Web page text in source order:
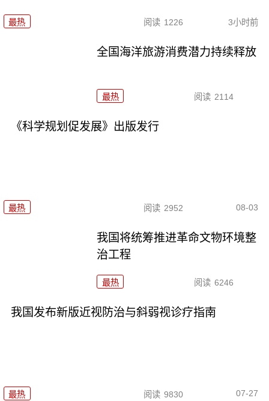
最热 阅读 1226 3小时前
全国海洋旅游消费潜力持续释放
最热 阅读 2114
《科学规划促发展》出版发行
最热 阅读 2952 08-03
我国将统筹推进革命文物环境整
治工程
最热 阅读 6246
我国发布新版近视防治与斜弱视诊疗指南
最热 阅读 9830 07-27